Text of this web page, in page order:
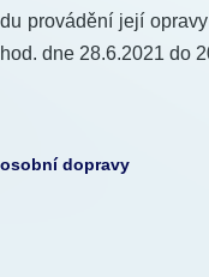
provádění její
dne 28.6.2021 do
dopravy